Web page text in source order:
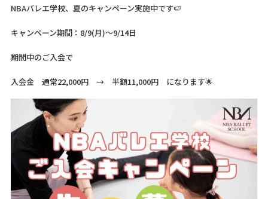
NBAバレエ学校、夏のキャンペーン実施中です🍉
キャンペーン期間：8/9(月)～9/14日
期間中のご入会で
入会金 通常22,000円 → 半額11,000円 になります🌟